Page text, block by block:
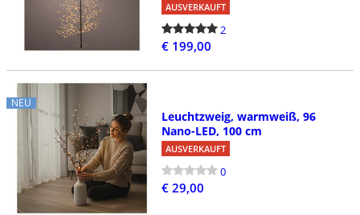
AUSVERKAUFT
2
€ 199,00
NEU
Leuchtzweig, warmweiß, 96
Nano-LED, 100 cm
AUSVERKAUFT
0
€ 29,00